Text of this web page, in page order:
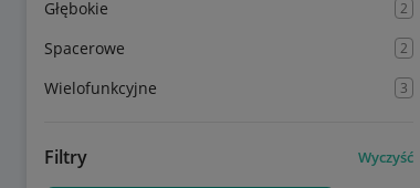
Głębokie 2
Spacerowe 2
Wielofunkcyjne 3
Filtry Wyczyść